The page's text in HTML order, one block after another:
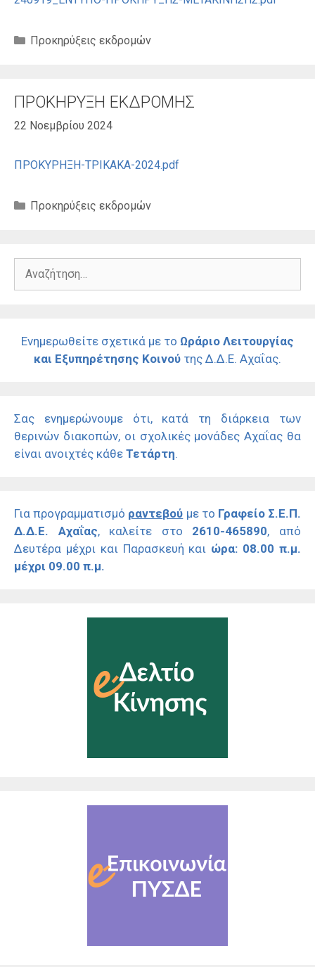
Κατηγορίες
Προκηρύξεις εκδρομών
ΠΡΟΚΗΡΥΞΗ ΕΚΔΡΟΜΗΣ
22 Νοεμβρίου 2024
ΠΡΟΚΥΡΗΞΗ-ΤΡΙΚΑΚΑ-2024.pdf
Κατηγορίες
Προκηρύξεις εκδρομών
Αναζήτηση
Ενημερωθείτε σχετικά με το Ωράριο Λειτουργίας
και Εξυπηρέτησης Κοινού της Δ.Δ.Ε. Αχαΐας.
Σας ενημερώνουμε ότι, κατά τη διάρκεια των
θερινών διακοπών, οι σχολικές μονάδες Αχαΐας θα
είναι ανοιχτές κάθε Τετάρτη.
Για προγραμματισμό ραντεβού με το Γραφείο Σ.Ε.Π.
Δ.Δ.Ε. Αχαΐας, καλείτε στο 2610-465890, από
Δευτέρα μέχρι και Παρασκευή και ώρα: 08.00 π.μ.
μέχρι 09.00 π.μ.